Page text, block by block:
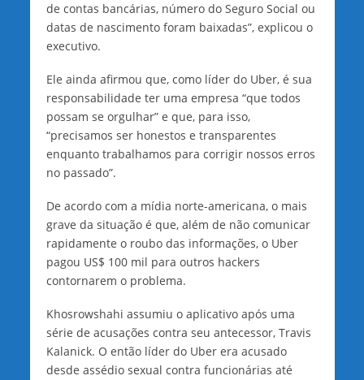
de contas bancárias, número do Seguro Social ou
datas de nascimento foram baixadas”, explicou o
executivo.
Ele ainda afirmou que, como líder do Uber, é sua
responsabilidade ter uma empresa “que todos
possam se orgulhar” e que, para isso,
“precisamos ser honestos e transparentes
enquanto trabalhamos para corrigir nossos erros
no passado”.
De acordo com a mídia norte-americana, o mais
grave da situação é que, além de não comunicar
rapidamente o roubo das informações, o Uber
pagou US$ 100 mil para outros hackers
contornarem o problema.
Khosrowshahi assumiu o aplicativo após uma
série de acusações contra seu antecessor, Travis
Kalanick. O então líder do Uber era acusado
desde assédio sexual contra funcionárias até